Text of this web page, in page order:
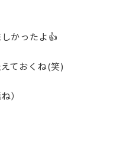
かったよ👍
ておくね(笑)
）